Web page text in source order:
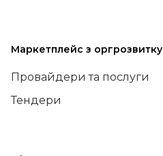
Маркетплейс з оргрозвитку
Провайдери та послуги
Тендери